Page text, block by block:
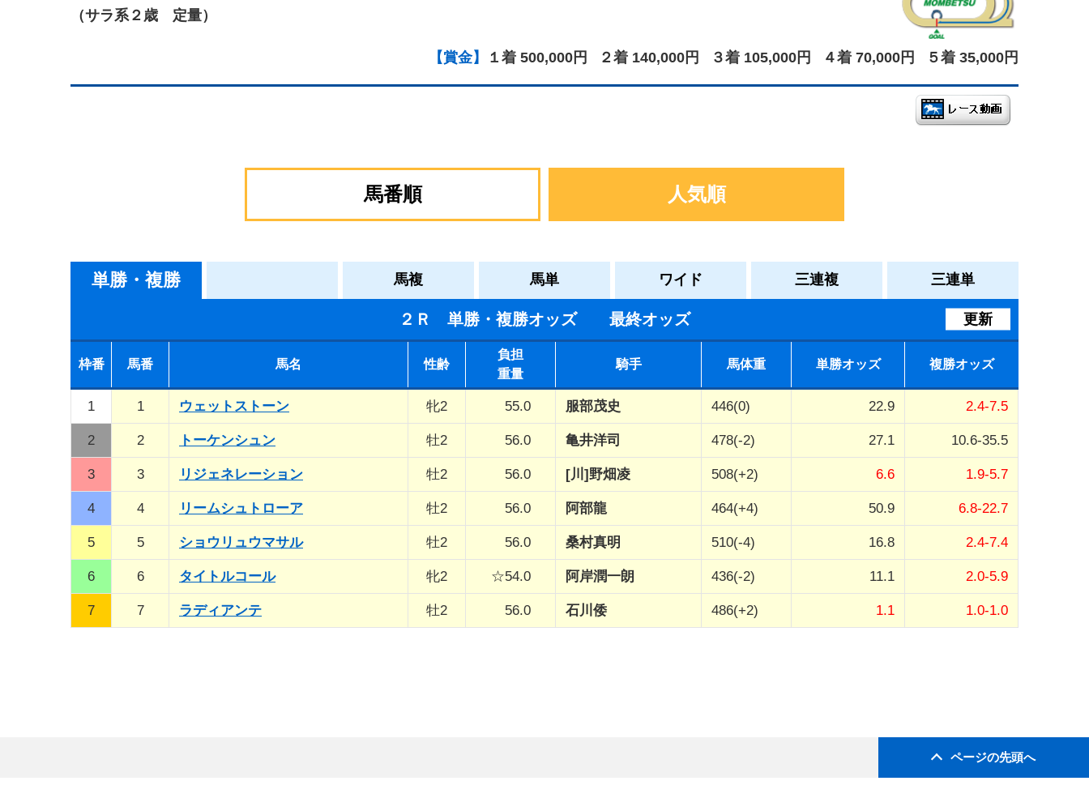
（サラ系２歳 定量）
【賞金】 １着 500,000円 ２着 140,000円 ３着 105,000円 ４着 70,000円 ５着 35,000円
馬番順 人気順
単勝・複勝 馬複 馬単 ワイド 三連複 三連単
２Ｒ 単勝・複勝オッズ 最終オッズ 更新
枠番 馬番 馬名 性齢
負担
重量
騎手 馬体重 単勝オッズ 複勝オッズ
1 1 ウェットストーン 牝2 55.0 服部茂史 446(0) 22.9 2.4-7.5
2 2 トーケンシュン 牡2 56.0 亀井洋司 478(-2) 27.1 10.6-35.5
3 3 リジェネレーション 牡2 56.0 [川]野畑凌 508(+2) 6.6 1.9-5.7
4 4 リームシュトローア 牡2 56.0 阿部龍 464(+4) 50.9 6.8-22.7
5 5 ショウリュウマサル 牡2 56.0 桑村真明 510(-4) 16.8 2.4-7.4
6 6 タイトルコール 牝2 ☆54.0 阿岸潤一朗 436(-2) 11.1 2.0-5.9
7 7 ラディアンテ 牡2 56.0 石川倭 486(+2) 1.1 1.0-1.0
ページの先頭へ